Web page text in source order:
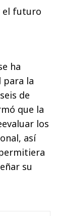
el futuro
ha
la
de
que la
los
así
su